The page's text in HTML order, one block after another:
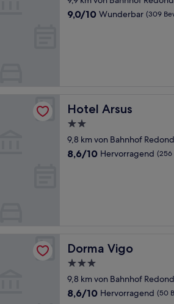
Unterkunft
9.0
9,0/10 Wunderbar (309
Hotel Arsus
Hotel Arsus
2.0-
Sterne-
Unterkunft
9,8 km von Bahnhof
8.6
8,6/10 Hervorragend (256
Dorma Vigo
Dorma Vigo
3.0-
Sterne-
Unterkunft
9,8 km von Bahnhof
8.6
8,6/10 Hervorragend (50